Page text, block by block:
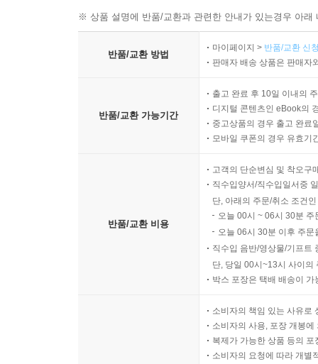
※ 상품 설명에 반품/교환과 관련한 안내가 있는경우 아
반품/교환 방법
마이페이지 > 반품/교환 신
판매자 배송 상품은 판매자
반품/교환 가능기간
출고 완료 후 10일 이내의
디지털 콘텐츠인 eBook의
중고상품의 경우 출고 완료
모바일 쿠폰의 경우 유효기
반품/교환 비용
고객의 단순변심 및 착오구
직수입양서/직수입일서중
단, 아래의 주문/취소 조건
오늘 00시 ~ 06시 30분
오늘 06시 30분 이후 주
직수입 음반/영상물/기프트
단, 당일 00시~13시 사이의
박스 포장은 택배 배송이
소비자의 책임 있는 사유로
소비자의 사용, 포장 개봉
복제가 가능한 상품 등의
소비자의 요청에 따라 개별